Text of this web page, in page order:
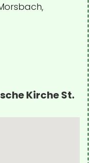
Kirche St.